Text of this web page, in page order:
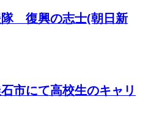
隊 復興の志士(朝日新
市にて高校生のキャリ